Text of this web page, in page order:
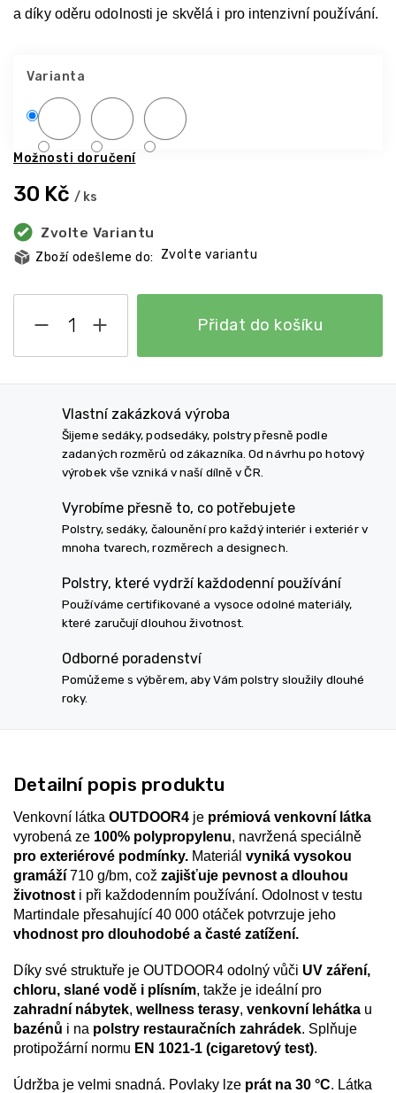
30 Kč / ks
Zvolte Variantu
Zvolte variantu
Přidat do košíku
Varianta
Možnosti doručení
a díky oděru odolnosti je skvělá i pro intenzivní používání.
Vlastní zakázková výroba
Šijeme sedáky, podsedáky, polstry přesně podle
zadaných rozměrů od zákazníka. Od návrhu po hotový
výrobek vše vzniká v naší dílně v ČR.
Vyrobíme přesně to, co potřebujete
Polstry, sedáky, čalounění pro každý interiér i exteriér v
mnoha tvarech, rozměrech a designech.
Polstry, které vydrží každodenní používání
Používáme certifikované a vysoce odolné materiály,
které zaručují dlouhou životnost.
Odborné poradenství
Pomůžeme s výběrem, aby Vám polstry sloužily dlouhé
roky.
Detailní popis produktu
Venkovní látka OUTDOOR4 je prémiová venkovní látka
vyrobená ze 100% polypropylenu, navržená speciálně
pro exteriérové podmínky. Materiál vyniká vysokou
gramáží 710 g/bm, což zajišťuje pevnost a dlouhou
životnost i při každodenním používání. Odolnost v testu
Martindale přesahující 40 000 otáček potvrzuje jeho
vhodnost pro dlouhodobé a časté zatížení.
Díky své struktuře je OUTDOOR4 odolný vůči UV záření,
chloru, slané vodě i plísním, takže je ideální pro
zahradní nábytek, wellness terasy, venkovní lehátka u
bazénů i na polstry restauračních zahrádek. Splňuje
protipožární normu EN 1021-1 (cigaretový test).
Údržba je velmi snadná. Povlaky lze prát na 30 °C. Látka